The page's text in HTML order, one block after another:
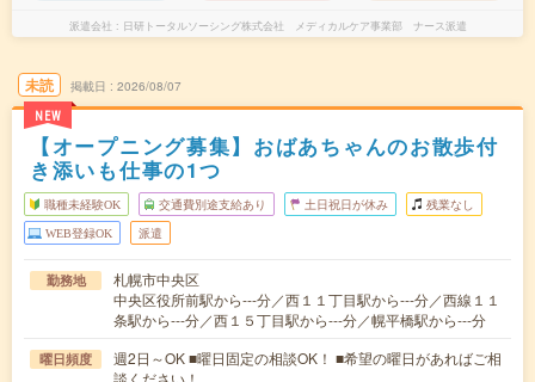
派遣会社 日研トータルソーシング株式会社 メディカルケア事業部 ナース派遣
未読
NEW
掲載日 2026/08/07
【オープニング募集】おばあちゃんのお散歩付
き添いも仕事の1つ
職種未経験OK 交通費別途支給あり 土日祝日が休み 残業なし
WEB登録OK 派遣
勤務地
札幌市中央区
中央区役所前駅から---分／西１１丁目駅から---分／西線１１
条駅から---分／西１５丁目駅から---分／幌平橋駅から---分
曜日頻度
週2日～OK ■曜日固定の相談OK！ ■希望の曜日があればご相
談ください！